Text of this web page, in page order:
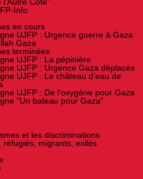
Info
en cours
UJFP : Urgence guerre à Gaza
Gaza
terminées
UJFP : La pépinière
UJFP : Urgence Gaza déplacés
UJFP : Le château d'eau de
UJFP : De l'oxygène pour Gaza
"Un bateau pour Gaza"
et les discriminations
réfugiés, migrants, exilés